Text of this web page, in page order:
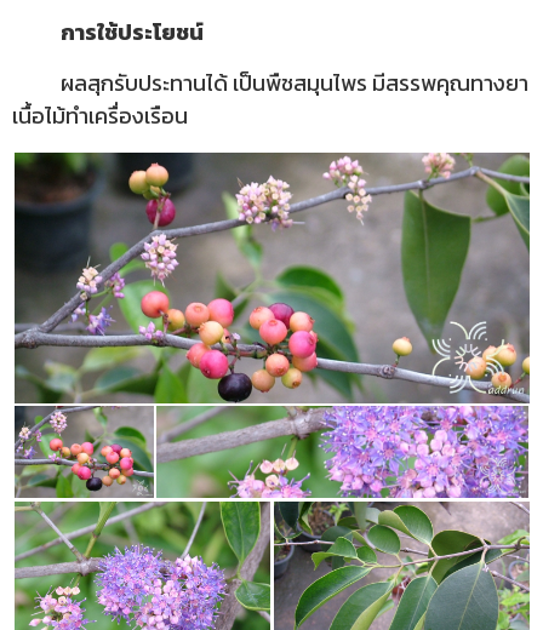
การใช้ประโยชน์
ผลสุกรับประทานได้ เป็นพืชสมุนไพร มีสรรพคุณทางยา
เนื้อไม้ทำเครื่องเรือน